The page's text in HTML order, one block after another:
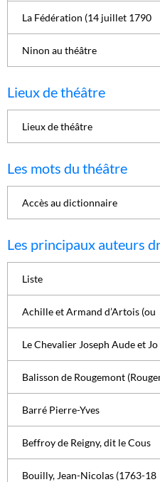
La Fédération (14 juillet 1790
Ninon au théâtre
Lieux de théâtre
Lieux de théâtre
Les mots du théâtre
Accès au dictionnaire
Les principaux auteurs
Liste
Achille et Armand d’Artois (ou
Le Chevalier Joseph Aude et Jo
Balisson de Rougemont
Barré Pierre-Yves
Beffroy de Reigny, dit le Cous
Bouilly, Jean-Nicolas (1763-18